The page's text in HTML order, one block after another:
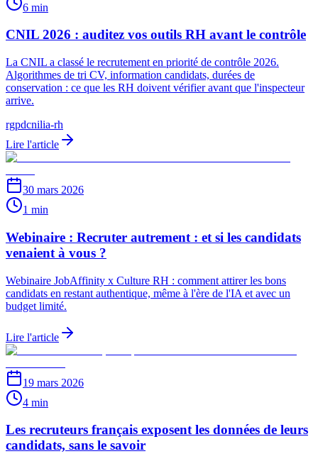
6 min
CNIL 2026 : auditez vos outils RH avant le contrôle
La CNIL a classé le recrutement en priorité de contrôle 2026.
Algorithmes de tri CV, information candidats, durées de
conservation : ce que les RH doivent vérifier avant que l'inspecteur
arrive.
rgpdcnilia-rh
Lire l'article
30 mars 2026
1 min
Webinaire : Recruter autrement : et si les candidats
venaient à vous ?
Webinaire JobAffinity x Culture RH : comment attirer les bons
candidats en restant authentique, même à l'ère de l'IA et avec un
budget limité.
Lire l'article
19 mars 2026
4 min
Les recruteurs français exposent les données de leurs
candidats, sans le savoir